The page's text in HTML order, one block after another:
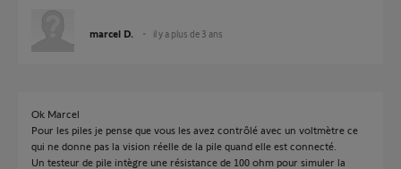
marcel D. il y a plus de 3 ans
Ok Marcel
Pour les piles je pense que vous les avez contrôlé avec un voltmètre ce
qui ne donne pas la vision réelle de la pile quand elle est connecté.
Un testeur de pile intègre une résistance de 100 ohm pour simuler la